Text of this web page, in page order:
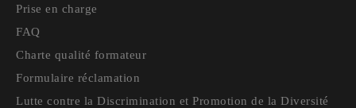
Prise en charge
FAQ
Charte qualité formateur
Formulaire réclamation
Lutte contre la Discrimination et Promotion de la Diversité